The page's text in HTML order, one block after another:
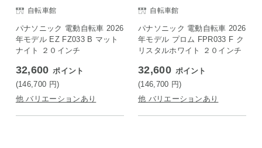
自転車館
パナソニック 電動自転車 2026
年モデル EZ FZ033 B マット
ナイト ２０インチ
32,600 ポイント
(146,700 円)
他 バリエーションあり
自転車館
パナソニック 電動自転車 2026
年モデル プロム FPR033 F ク
リスタルホワイト ２０インチ
32,600 ポイント
(146,700 円)
他 バリエーションあり